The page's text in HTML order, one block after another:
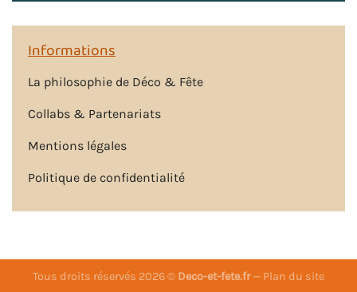
Informations
La philosophie de Déco & Fête
Collabs & Partenariats
Mentions légales
Politique de confidentialité
Tous droits réservés 2026 © Deco-et-fete.fr— Plan du site